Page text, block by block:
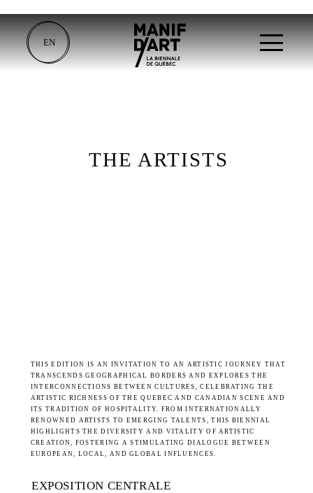
EN
THE ARTISTS
THIS EDITION IS AN INVITATION TO AN ARTISTIC JOURNEY THAT
TRANSCENDS GEOGRAPHICAL BORDERS AND EXPLORES THE
INTERCONNECTIONS BETWEEN CULTURES, CELEBRATING THE
ARTISTIC RICHNESS OF THE QUEBEC AND CANADIAN SCENE AND
ITS TRADITION OF HOSPITALITY. FROM INTERNATIONALLY
RENOWNED ARTISTS TO EMERGING TALENTS, THIS BIENNIAL
HIGHLIGHTS THE DIVERSITY AND VITALITY OF ARTISTIC
CREATION, FOSTERING A STIMULATING DIALOGUE BETWEEN
EUROPEAN, LOCAL, AND GLOBAL INFLUENCES.
EXPOSITION CENTRALE